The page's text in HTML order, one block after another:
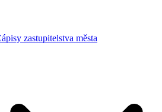
zastupitelstva města